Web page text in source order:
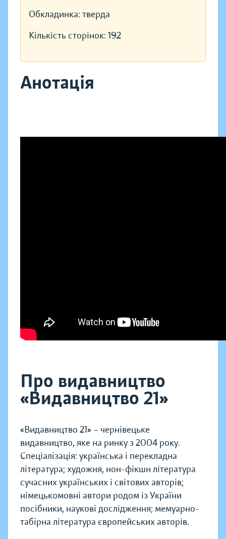
Обкладинка: тверда
Кількість сторінок: 192
Анотація
Про видавництво
«Видавництво 21»
«Видавництво 21» – чернівецьке
видавництво, яке на ринку з 2004 року.
Спеціалізація: українська і перекладна
література; художня, нон-фікшн література
сучасних українських і світових авторів;
німецькомовні автори родом із України
посібники, наукові дослідження; мемуарно-
табірна література європейських авторів.